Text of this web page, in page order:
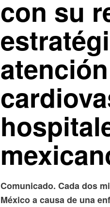
con su
atención
Comunicado. Cada dos
México a causa de una